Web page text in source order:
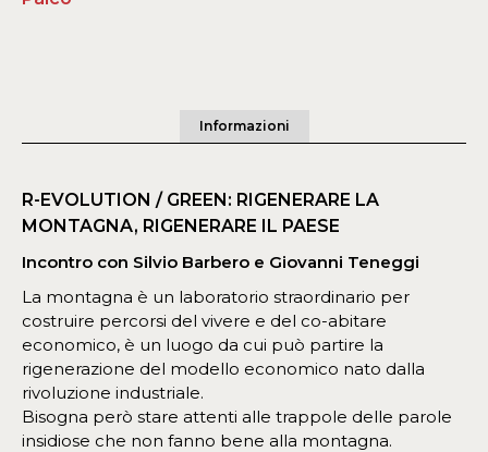
Informazioni
R-EVOLUTION / GREEN: RIGENERARE LA
MONTAGNA, RIGENERARE IL PAESE
Incontro con Silvio Barbero e Giovanni Teneggi
La montagna è un laboratorio straordinario per
costruire percorsi del vivere e del co-abitare
economico, è un luogo da cui può partire la
rigenerazione del modello economico nato dalla
rivoluzione industriale.
Bisogna però stare attenti alle trappole delle parole
insidiose che non fanno bene alla montagna.